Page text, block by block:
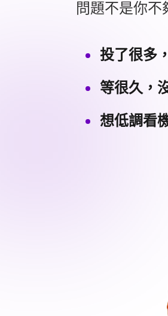
問題不是你不
投了很多
等很久，
想低調看